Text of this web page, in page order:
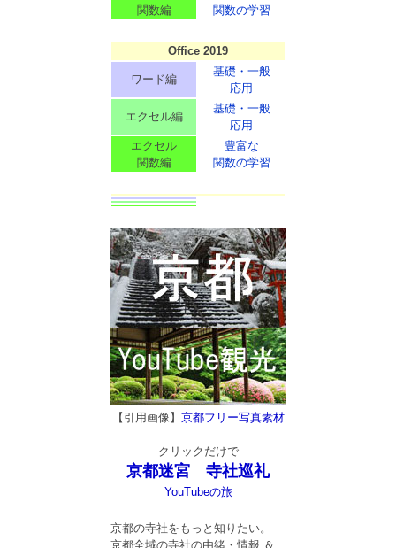
関数編 関数の学習
Office 2019
ワード編
基礎・一般
応用
エクセル編
基礎・一般
応用
エクセル
関数編
豊富な
関数の学習
【引用画像】 京都フリー写真素材
クリックだけで
京都迷宮 寺社巡礼
YouTubeの旅
京都の寺社をもっと知りたい。
京都全域の寺社の由緒・情報 ＆